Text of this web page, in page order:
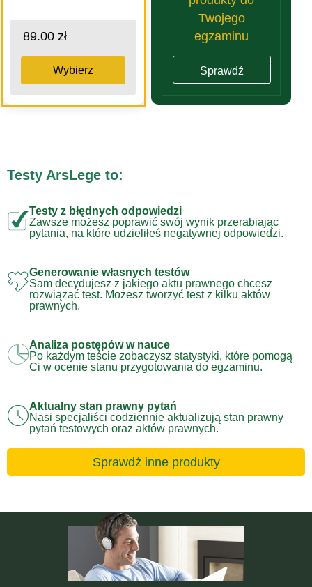
89.00 zł
Wybierz
Twojego
egzaminu
Sprawdź
Testy ArsLege to:
Testy z błędnych odpowiedzi
Zawsze możesz poprawić swój wynik przerabiając
pytania, na które udzieliłeś negatywnej odpowiedzi.
Generowanie własnych testów
Sam decydujesz z jakiego aktu prawnego chcesz
rozwiązać test. Możesz tworzyć test z kilku aktów
prawnych.
Analiza postępów w nauce
Po każdym teście zobaczysz statystyki, które pomogą
Ci w ocenie stanu przygotowania do egzaminu.
Aktualny stan prawny pytań
Nasi specjaliści codziennie aktualizują stan prawny
pytań testowych oraz aktów prawnych.
Sprawdź inne produkty